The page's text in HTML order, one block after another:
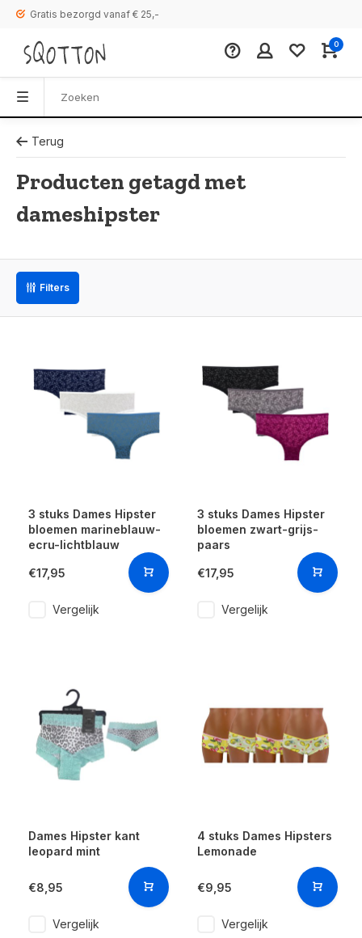
Gratis bezorgd vanaf € 25,-
0
Terug
Producten getagd met
dameshipster
Filters
3 stuks Dames Hipster
bloemen marineblauw-
ecru-lichtblauw
€17,95
Vergelijk
3 stuks Dames Hipster
bloemen zwart-grijs-
paars
€17,95
Vergelijk
Dames Hipster kant
leopard mint
€8,95
Vergelijk
4 stuks Dames Hipsters
Lemonade
€9,95
Vergelijk